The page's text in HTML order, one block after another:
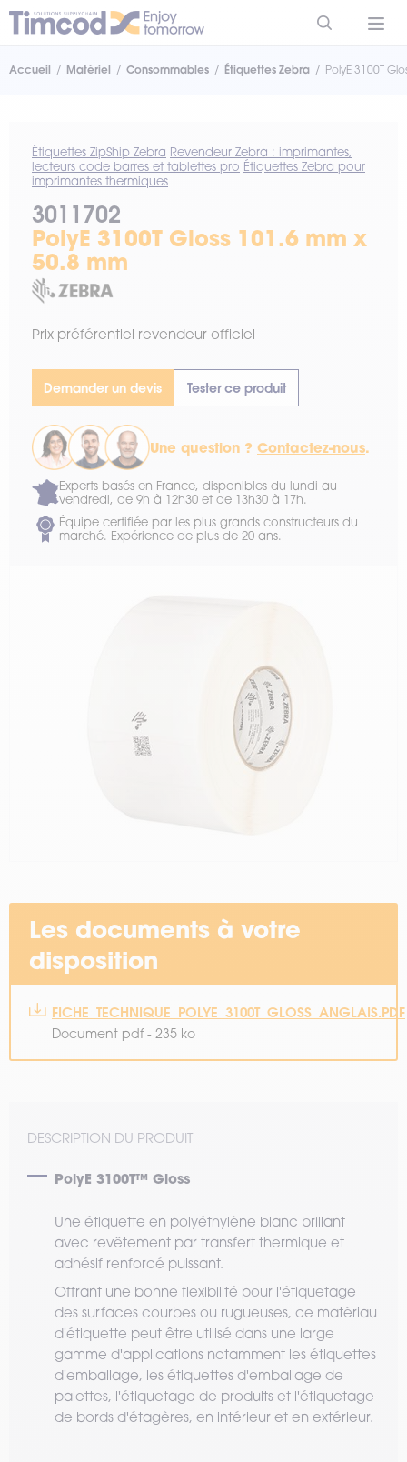
Accueil Matériel Consommables Étiquettes Zebra PolyE 3100T
Étiquettes ZipShip Zebra Revendeur Zebra : imprimantes,
lecteurs code barres et tablettes pro Étiquettes Zebra pour
imprimantes thermiques
3011702
PolyE 3100T Gloss 101.6 mm x
50.8 mm
Prix préférentiel revendeur officiel
Demander un devis Tester ce produit
Une question ? Contactez-nous.
Experts basés en France, disponibles du lundi au
vendredi, de 9h à 12h30 et de 13h30 à 17h.
Équipe certifiée par les plus grands constructeurs du
marché. Expérience de plus de 20 ans.
Les documents à votre
disposition
FICHE_TECHNIQUE_POLYE_3100T_GLOSS_ANGLAIS.PDF
Document pdf - 235 ko
DESCRIPTION DU PRODUIT
PolyE 3100T™ Gloss
Une étiquette en polyéthylène blanc brillant
avec revêtement par transfert thermique et
adhésif renforcé puissant.
Offrant une bonne flexibilité pour l'étiquetage
des surfaces courbes ou rugueuses, ce matériau
d'étiquette peut être utilisé dans une large
gamme d'applications notamment les étiquettes
d'emballage, les étiquettes d'emballage de
palettes, l'étiquetage de produits et l'étiquetage
de bords d'étagères, en intérieur et en extérieur.